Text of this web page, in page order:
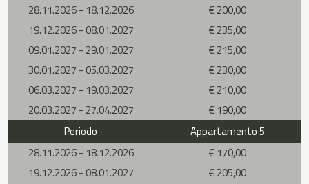
28.11.2026 - 18.12.2026
€ 200,00
19.12.2026 - 08.01.2027
€ 235,00
09.01.2027 - 29.01.2027
€ 215,00
30.01.2027 - 05.03.2027
€ 230,00
06.03.2027 - 19.03.2027
€ 210,00
20.03.2027 - 27.04.2027
€ 190,00
Periodo
Appartamento 5
28.11.2026 - 18.12.2026
€ 170,00
19.12.2026 - 08.01.2027
€ 205,00